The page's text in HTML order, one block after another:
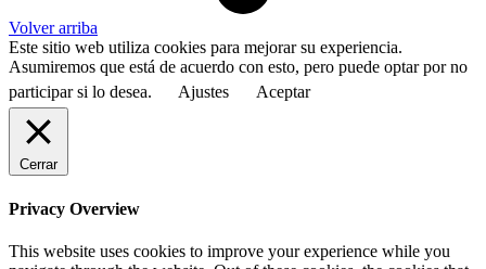
Volver arriba
Este sitio web utiliza cookies para mejorar su experiencia.
Asumiremos que está de acuerdo con esto, pero puede optar por no
participar si lo desea.
Ajustes Aceptar
Cerrar
Privacy Overview
This website uses cookies to improve your experience while you